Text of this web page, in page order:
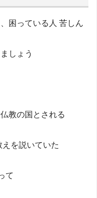
困っている人 苦しん
しょう
教の国とされる
を説いていた
て